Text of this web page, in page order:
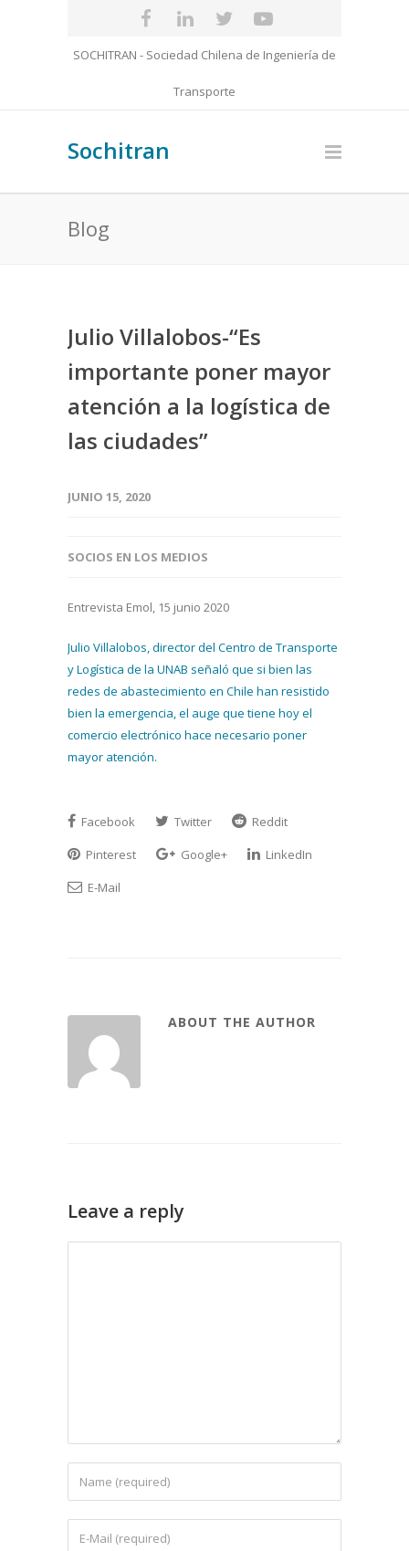
SOCHITRAN - Sociedad Chilena de Ingeniería de
Transporte
Sochitran
Blog
Julio Villalobos-“Es
importante poner mayor
atención a la logística de
las ciudades”
JUNIO 15, 2020
SOCIOS EN LOS MEDIOS
Entrevista Emol, 15 junio 2020
Julio Villalobos, director del Centro de Transporte
y Logística de la UNAB señaló que si bien las
redes de abastecimiento en Chile han resistido
bien la emergencia, el auge que tiene hoy el
comercio electrónico hace necesario poner
mayor atención.
Facebook Twitter
Reddit
Pinterest
Google+
LinkedIn
E-Mail
ABOUT THE AUTHOR
Leave a reply